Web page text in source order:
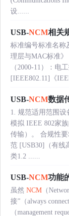
设......
USB-NCM相关
标准编号标准名称
理层与MAC标准》
（2000-11）：电
[IEEE802.11]《
USB-NCM数据
1. 规范适用范围
模拟 IEEE 802家
传输）。 合规性
范 [USB30]（有线
类1.2 ......
USB-NCM功能
虽然 NCM （
接”（always
（management